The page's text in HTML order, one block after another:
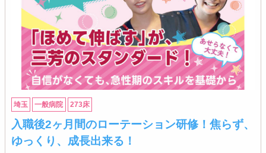
埼玉 一般病院 273床
入職後2ヶ月間のローテーション研修！焦らず、
ゆっくり、成長出来る！